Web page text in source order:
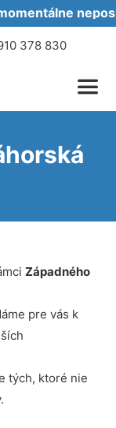
378 830
Západného
pre vás k
tých, ktoré nie